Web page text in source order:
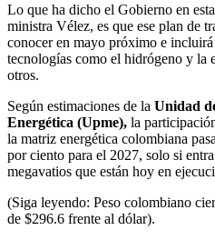
Lo que ha dicho el Gobierno en
ministra Vélez, es que ese plan de
conocer en mayo próximo e incluirá
tecnologías como el hidrógeno y la
otros.
Según estimaciones de la Unidad
Energética (Upme), la
la matriz energética colombiana
por ciento para el 2027, solo si
megavatios que están hoy en
(Siga leyendo: Peso colombiano
de $296.6 frente al dólar).